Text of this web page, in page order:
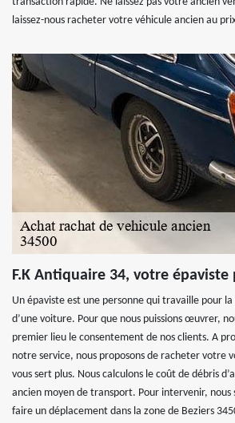
laissez-nous racheter votre véhicule ancien au
F.K Antiquaire 34, votre épaviste
Un épaviste est une personne qui travaille pour
d’une voiture. Pour que nous puissions œuvrer,
premier lieu le consentement de nos clients. A
notre service, nous proposons de racheter votre
vous sert plus. Nous calculons le coût de débris
ancien moyen de transport. Pour intervenir, nous
faire un déplacement dans la zone de Beziers